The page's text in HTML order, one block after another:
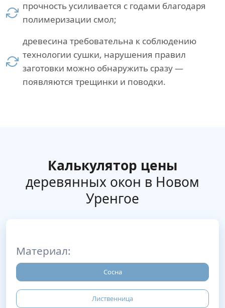
прочность усиливается с годами благодаря
полимеризации смол;
древесина требовательна к соблюдению
технологии сушки, нарушения правил
заготовки можно обнаружить сразу —
появляются трещинки и поводки.
Калькулятор цены
деревянных окон в Новом
Уренгое
Материал:
Сосна
Лиственница